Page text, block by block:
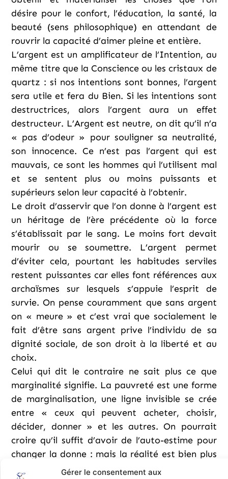
Gérer le consentement aux
désire pour le confort, l’éducation, la santé, la
beauté (sens philosophique) en attendant de
rouvrir la capacité d’aimer pleine et entière.
L’argent est un amplificateur de l’Intention, au
même titre que la Conscience ou les cristaux de
quartz : si nos intentions sont bonnes, l’argent
sera utile et fera du Bien. Si les intentions sont
destructrices, alors l’argent aura un effet
destructeur. L’Argent est neutre, on dit qu’il n’a
« pas d’odeur » pour souligner sa neutralité,
son innocence. Ce n’est pas l’argent qui est
mauvais, ce sont les hommes qui l’utilisent mal
et se sentent plus ou moins puissants et
supérieurs selon leur capacité à l’obtenir.
Le droit d’asservir que l’on donne à l’argent est
un héritage de l’ère précédente où la force
s’établissait par le sang. Le moins fort devait
mourir ou se soumettre. L’argent permet
d’éviter cela, pourtant les habitudes serviles
restent puissantes car elles font références aux
archaïsmes sur lesquels s’appuie l’esprit de
survie. On pense couramment que sans argent
on « meure » et c’est vrai que socialement le
fait d’être sans argent prive l’individu de sa
dignité sociale, de son droit à la liberté et au
choix.
Celui qui dit le contraire ne sait plus ce que
marginalité signifie. La pauvreté est une forme
de marginalisation, une ligne invisible se crée
entre « ceux qui peuvent acheter, choisir,
décider, donner » et les autres. On pourrait
croire qu’il suffit d’avoir de l’auto-estime pour
changer la donne : mais la réalité est bien plus
subtile que cela, les « soumis » ont une odeur